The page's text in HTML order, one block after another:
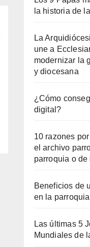
la historia de
La
une a
modernizar la
y diocesana
¿Cómo
digital?
10 razones
el archivo
parroquia o
Beneficios de
en la
Las últimas 5
Mundiales de